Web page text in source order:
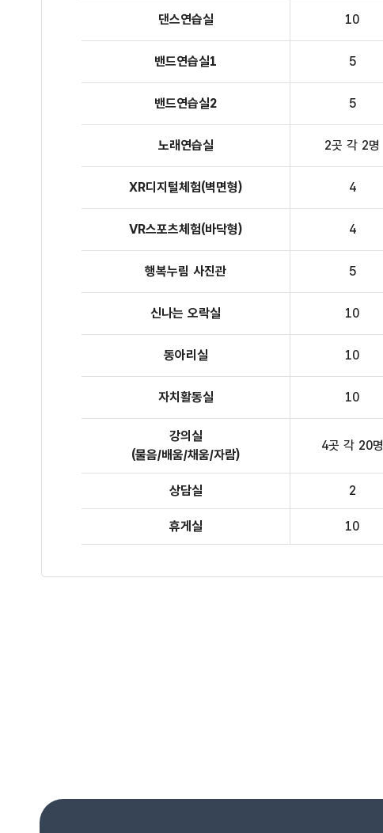
댄스연습실 10
밴드연습실1 5
밴드연습실2 5
노래연습실 2곳 각 2명
XR디지털체험(벽면형) 4
VR스포츠체험(바닥형) 4
행복누림 사진관 5
신나는 오락실 10
동아리실 10
자치활동실 10
강의실
(물음/배움/채움/자람)
4곳 각 20명
상담실 2
휴게실 10